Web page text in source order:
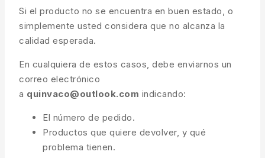
Si el producto no se encuentra en buen estado, o
simplemente usted considera que no alcanza la
calidad esperada.
En cualquiera de estos casos, debe enviarnos un
correo electrónico
a quinvaco@outlook.com indicando:
El número de pedido.
Productos que quiere devolver, y qué
problema tienen.